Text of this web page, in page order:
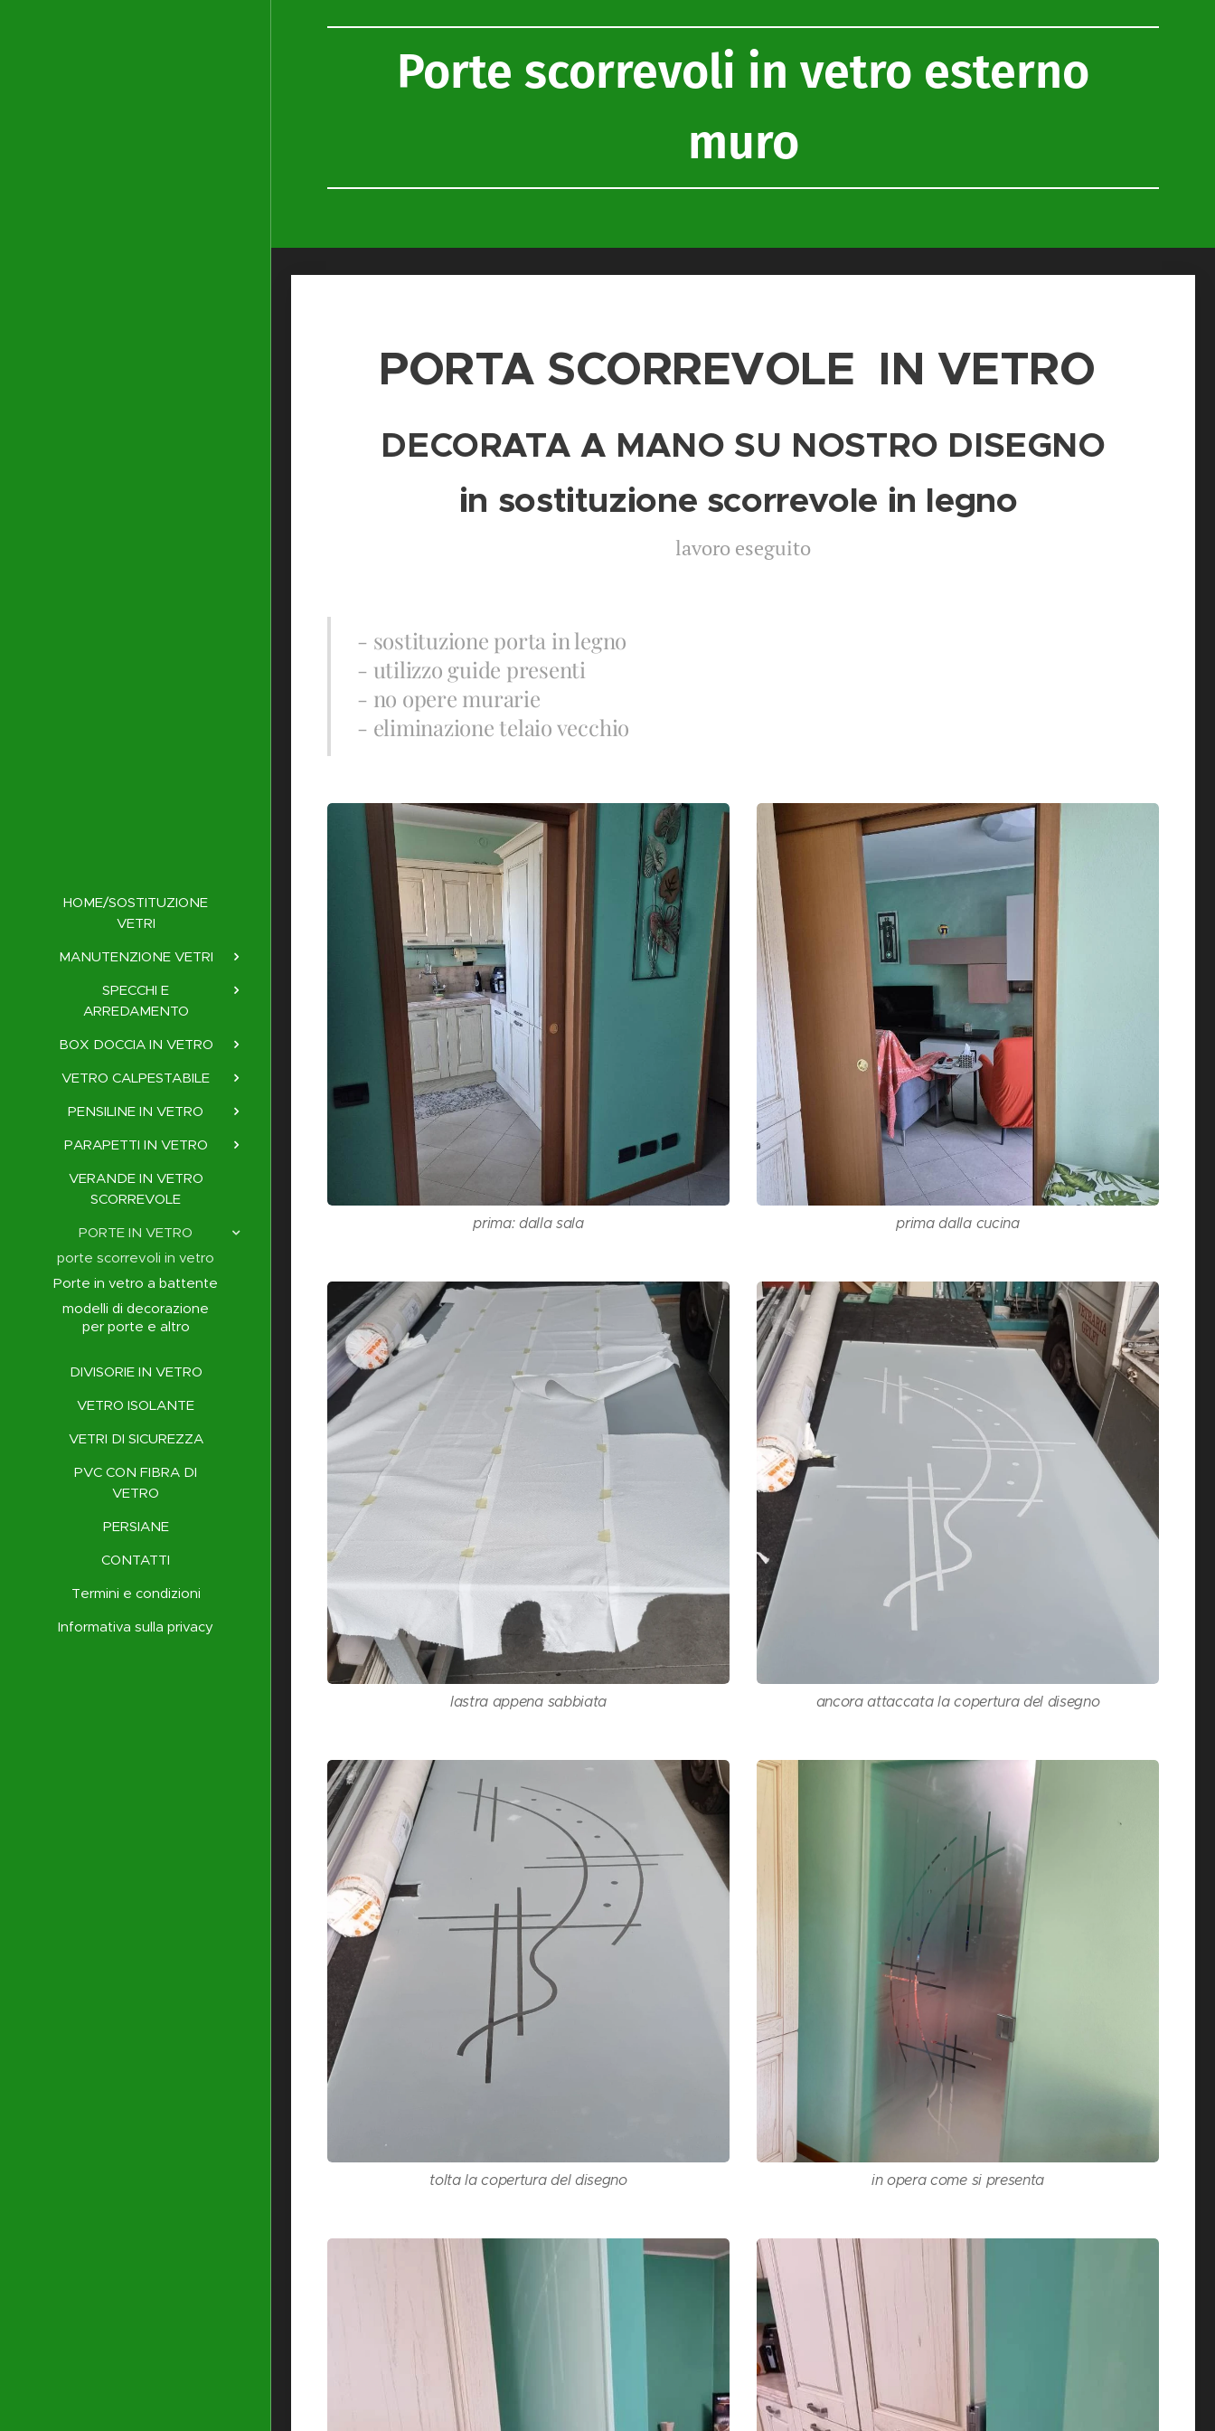
HOME/SOSTITUZIONE
VETRI
MANUTENZIONE VETRI
SPECCHI E
ARREDAMENTO
BOX DOCCIA IN VETRO
VETRO CALPESTABILE
PENSILINE IN VETRO
PARAPETTI IN VETRO
VERANDE IN VETRO
SCORREVOLE
PORTE IN VETRO
porte scorrevoli in vetro
Porte in vetro a battente
modelli di decorazione
per porte e altro
DIVISORIE IN VETRO
VETRO ISOLANTE
VETRI DI SICUREZZA
PVC CON FIBRA DI
VETRO
PERSIANE
CONTATTI
Termini e condizioni
Informativa sulla privacy
Porte scorrevoli in vetro esterno
muro
PORTA SCORREVOLE IN VETRO
DECORATA A MANO SU NOSTRO DISEGNO
in sostituzione scorrevole in legno
lavoro eseguito
- sostituzione porta in legno
- utilizzo guide presenti
- no opere murarie
- eliminazione telaio vecchio
prima: dalla sala prima dalla cucina
lastra appena sabbiata ancora attaccata la copertura del disegno
tolta la copertura del disegno in opera come si presenta